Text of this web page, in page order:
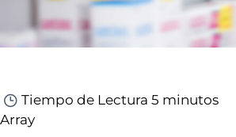
Tiempo de Lectura 5 minutos
Array